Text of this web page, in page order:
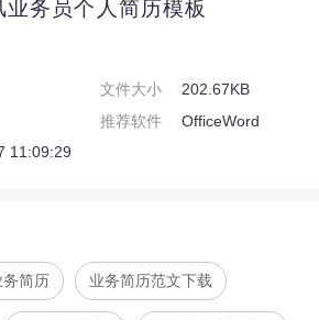
务员个人简历模板
文件大小
202.67KB
推荐软件
OfficeWord
11:09:29
务简历 业务简历范文下载